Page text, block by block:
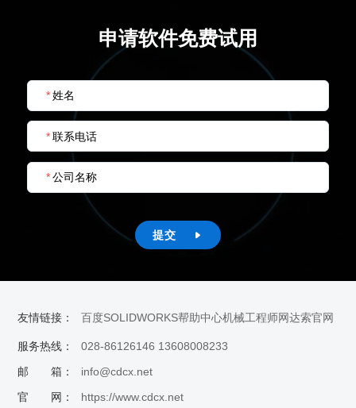
申请软件免费试用
* 姓名
* 联系电话
* 公司名称
提交 
友情链接： 百度SOLIDWORKS帮助中心机械工程师网达索官网
服务热线：
028-86126146 13608008233
邮 箱：
info@cdcx.net
官 网：
https://www.cdcx.net